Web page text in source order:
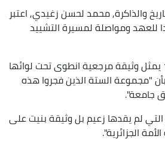
والذاكرة, محمد لحسن زغيدي, اعتبر
للعهد ومواصلة لمسيرة التشييد
وخلال هذه الندوة التاريخية, أكد السيد زغيدي أن بيان أول نوفمبر 1954 يمثل وثيقة مرجعية انطوى تحت لوائها
"مجموعة الستة الذين فجروا هذه
جامعة".
في العالم التي لم يقدها زعيم بل وثيقة بنيت على
الجزائرية".